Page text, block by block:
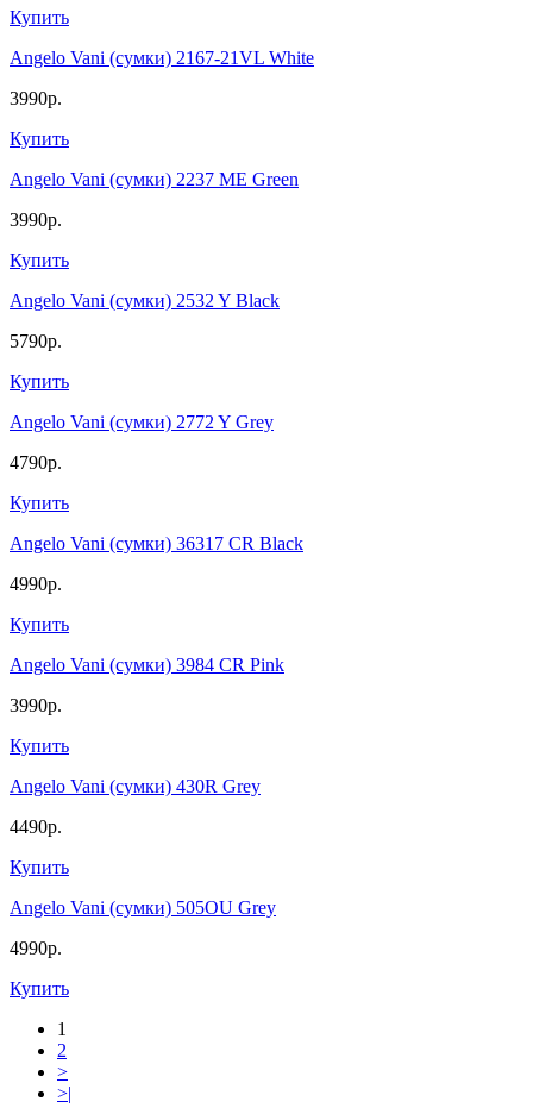
Купить
Angelo Vani (сумки) 2167-21VL White
3990р.
Купить
Angelo Vani (сумки) 2237 ME Green
3990р.
Купить
Angelo Vani (сумки) 2532 Y Black
5790р.
Купить
Angelo Vani (сумки) 2772 Y Grey
4790р.
Купить
Angelo Vani (сумки) 36317 CR Black
4990р.
Купить
Angelo Vani (сумки) 3984 CR Pink
3990р.
Купить
Angelo Vani (сумки) 430R Grey
4490р.
Купить
Angelo Vani (сумки) 505OU Grey
4990р.
Купить
1
2
>
>|